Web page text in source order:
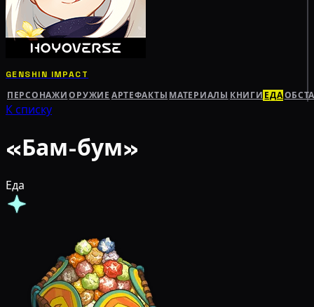
GENSHIN IMPACT
ПЕРСОНАЖИ ОРУЖИЕ АРТЕФАКТЫ МАТЕРИАЛЫ КНИГИ ЕДА
К списку
«Бам-бум»
Еда